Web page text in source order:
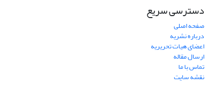
دسترسی سریع
صفحه اصلی
درباره نشریه
اعضای هیات تحریریه
ارسال مقاله
تماس با ما
نقشه سایت